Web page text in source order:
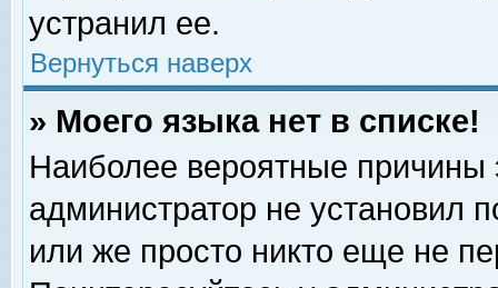
устранил ее.
Вернуться наверх
» Моего языка нет в списке!
Наиболее вероятные причины
администратор не установил
или же просто никто еще не